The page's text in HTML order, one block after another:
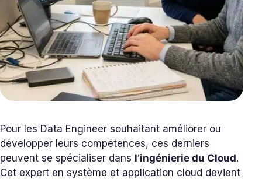
Pour les Data Engineer souhaitant améliorer ou
développer leurs compétences, ces derniers
peuvent se spécialiser dans l’ingénierie du Cloud.
Cet expert en système et application cloud devient